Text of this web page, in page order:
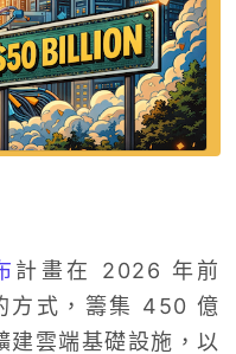
計畫在 2026 年前
方式，籌集 450 億
雲端基礎設施，以